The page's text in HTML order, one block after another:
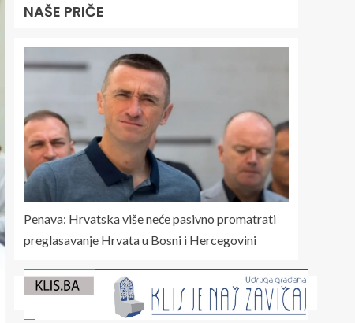
NAŠE PRIČE
Penava: Hrvatska više neće pasivno promatrati
preglasavanje Hrvata u Bosni i Hercegovini